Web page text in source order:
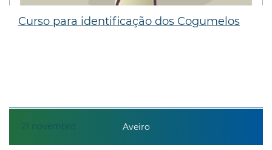
21 novembro
Curso para identificação dos Cogumelos
Aveiro